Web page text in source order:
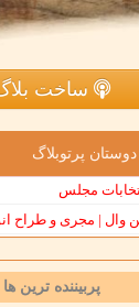
ساخت
دوستان پرتوبلاگ
مجلس
وال | مجری و طراح
پربیننده ترین ها